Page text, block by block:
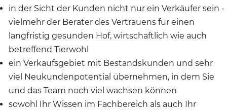
in der Sicht der Kunden nicht nur ein Verkäufer sein -
vielmehr der Berater des Vertrauens für einen
langfristig gesunden Hof, wirtschaftlich wie auch
betreffend Tierwohl
ein Verkaufsgebiet mit Bestandskunden und sehr
viel Neukundenpotential übernehmen, in dem Sie
und das Team noch viel wachsen können
sowohl Ihr Wissen im Fachbereich als auch Ihr